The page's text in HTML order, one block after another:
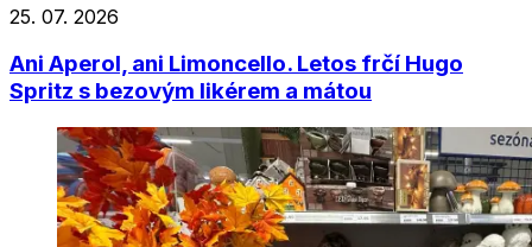
25. 07. 2026
Ani Aperol, ani Limoncello. Letos frčí Hugo
Spritz s bezovým likérem a mátou